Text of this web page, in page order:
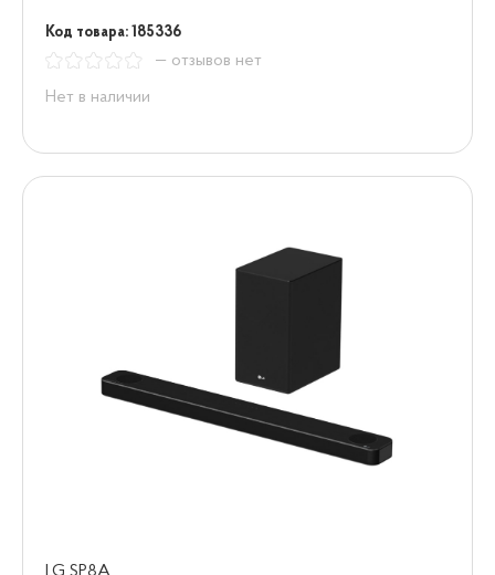
Код товара: 185336
— отзывов нет
Нет в наличии